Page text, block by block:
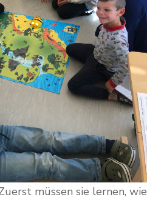
müssen sie lernen, wie